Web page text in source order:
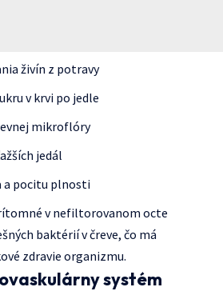
živín z potravy
v krvi po jedle
mikroflóry
jedál
a pocitu plnosti
v nefiltorovanom octe
baktérií v čreve, čo má
zdravie organizmu.
systém